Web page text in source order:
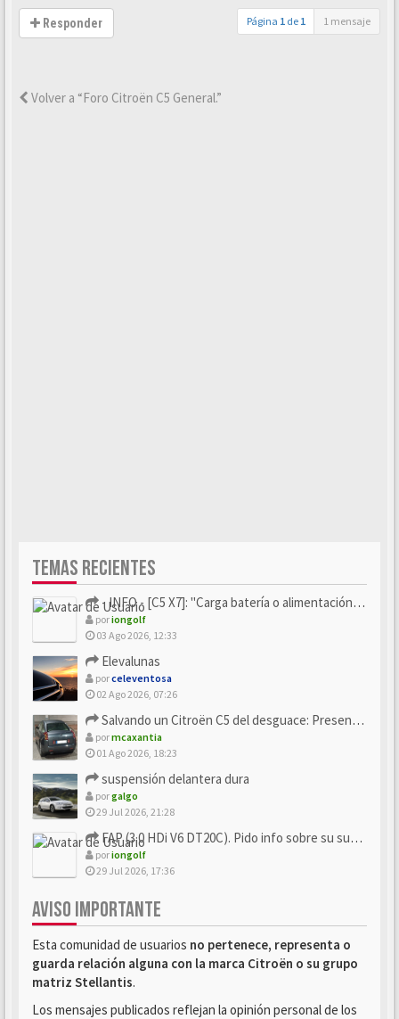
Responder Página 1 de 1 1 mensaje
Volver a “Foro Citroën C5 General.”
TEMAS RECIENTES
- INFO - [C5 X7]: "Carga batería o alimentación eléctri...
poriongolf
03 Ago 2026, 12:33
Elevalunas
porceleventosa
02 Ago 2026, 07:26
Salvando un Citroën C5 del desguace: Presentación y seguimiento
pormcaxantia
01 Ago 2026, 18:23
suspensión delantera dura
porgalgo
29 Jul 2026, 21:28
FAP (3.0 HDi V6 DT20C). Pido info sobre su sustitución
poriongolf
29 Jul 2026, 17:36
AVISO IMPORTANTE
Esta comunidad de usuarios no pertenece, representa o
guarda relación alguna con la marca Citroën o su grupo
matriz Stellantis.
Los mensajes publicados reflejan la opinión personal de los